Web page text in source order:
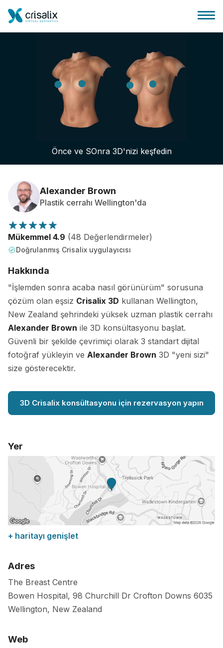
Cerrah ana sayfası
3D İş Platformu
Hasta incelemeleri
Önce ve SOnra 3D'nizi keşfedin
Alexander Brown
Plastik cerrahı Wellington'da
Mükemmel 4.9 (48 Değerlendirmeler)
Doğrulanmış Crisalix uygulayıcısı
Hakkında
"İşlemden sonra acaba nasıl görünürüm" sorusuna
çözüm olan eşsiz Crisalix 3D kullanan Wellington,
New Zealand şehrindeki yüksek uzman plastik cerrahı
Alexander Brown ile 3D konsültasyonu başlat.
Güvenli bir şekilde çevrimiçi olarak 3 standart dijital
fotoğraf yükleyin ve Alexander Brown 3D "yeni sizi"
size gösterecektir.
3D Crisalix konsültasyonu için rezervasyon yapın
Yer
+ haritayı genişlet
Adres
The Breast Centre
Bowen Hospital, 98 Churchill Dr Crofton Downs 6035
Wellington, New Zealand
Web